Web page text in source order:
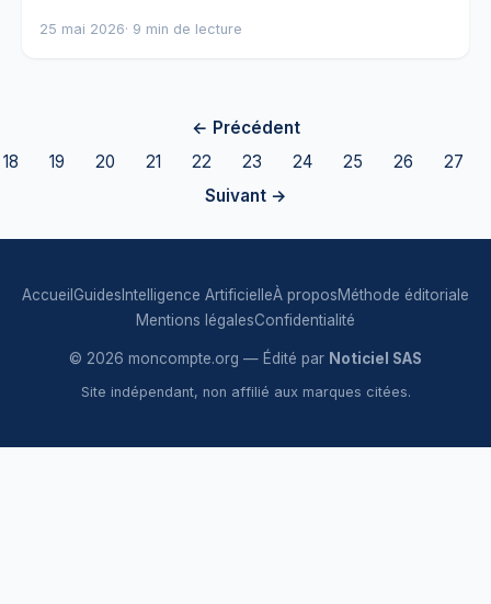
25 mai 2026· 9 min de lecture
← Précédent
18
19 20 21 22 23 24 25 26
27
Suivant →
AccueilGuidesIntelligence ArtificielleÀ proposMéthode éditoriale
Mentions légalesConfidentialité
© 2026 moncompte.org — Édité par Noticiel SAS
Site indépendant, non affilié aux marques citées.